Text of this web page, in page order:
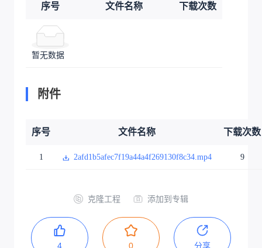
序号 文件名称 下载次数
暂无数据
附件
序号 文件名称 下载次数
1 2afd1b5afec7f19a44a4f269130f8c34.mp4 9
克隆工程 添加到专辑
4 0 分享